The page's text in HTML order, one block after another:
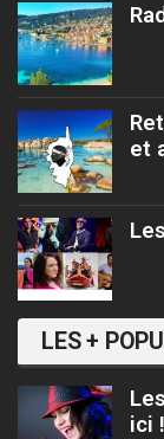
et
LES +
ici !